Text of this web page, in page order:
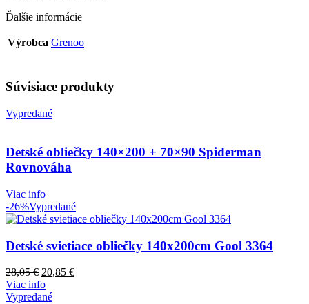
Ďalšie informácie
Výrobca Grenoo
Súvisiace produkty
Vypredané
Detské obliečky 140×200 + 70×90 Spiderman
Rovnováha
Viac info
-26%Vypredané
Detské svietiace obliečky 140x200cm Gool 3364
28,05€ 20,85 €
Viac info
Vypredané